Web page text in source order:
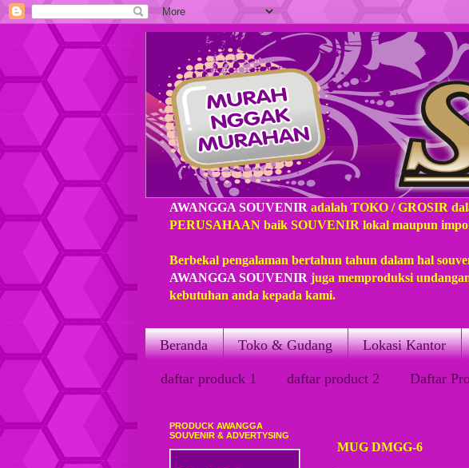
AWANGGA SOUVENIR adalah TOKO / GROSIR
PERUSAHAAN baik SOUVENIR lokal maupun
Berbekal pengalaman bertahun tahun dalam hal
AWANGGA SOUVENIR juga memproduksi
kebutuhan anda kepada kami.
Beranda Toko & Gudang Lokasi Kantor
daftar produck 1 daftar product 2 Daftar
MUG DMGG-6
PRODUCK AWANGGA
SOUVENIR & ADVERTYSING